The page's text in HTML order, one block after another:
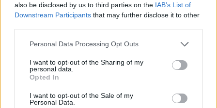
also be disclosed by us to third parties on the IAB’s List of
Downstream Participants that may further disclose it to other
Personal Data Processing Opt Outs
I want to opt-out of the Sharing of my
personal data.
Opted In
I want to opt-out of the Sale of my
Personal Data.